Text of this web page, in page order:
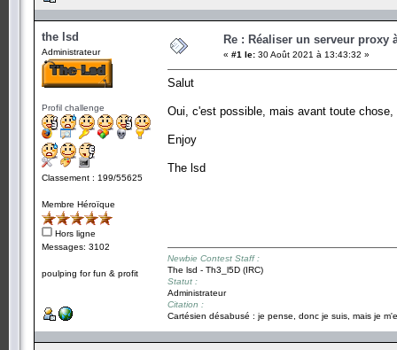
the lsd
Administrateur
Profil challenge
Classement : 199/55625
Membre Héroïque
Hors ligne
Messages: 3102
poulping for fun & profit
Re : Réaliser un serveur proxy
« #1 le: 30 Août 2021 à 13:43:32 »
Salut
Oui, c'est possible, mais avant toute chose,
Enjoy
The lsd
Newbie Contest Staff :
The lsd - Th3_l5D (IRC)
Statut :
Administrateur
Citation :
Cartésien désabusé : je pense, donc je suis, mais je